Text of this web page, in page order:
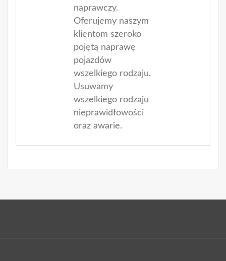
naprawczy.
Oferujemy naszym
klientom szeroko
pojętą naprawę
pojazdów
wszelkiego rodzaju.
Usuwamy
wszelkiego rodzaju
nieprawidłowości
oraz awarie.